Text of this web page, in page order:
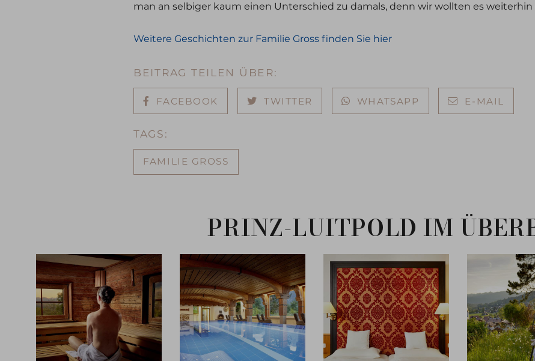
man an selbiger kaum einen Unterschied zu damals, denn wir wollten es
Weitere Geschichten zur Familie Gross finden Sie hier
BEITRAG TEILEN ÜBER:
FACEBOOK TWITTER WHATSAPP E-MAIL
TAGS:
FAMILIE GROSS
PRINZ-LUITPOLD IM